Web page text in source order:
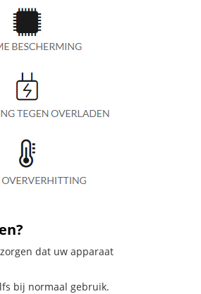
zorgen dat uw apparaat
bij normaal gebruik.